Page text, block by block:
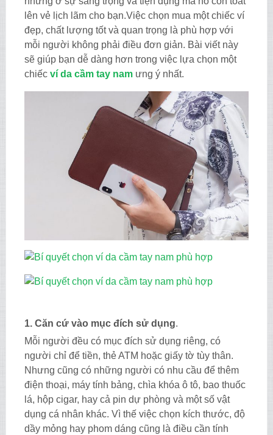
lên vẻ lịch lãm cho bạn.Việc chọn mua một chiếc ví
đẹp, chất lượng tốt và quan trọng là phù hợp với
mỗi người không phải điều đơn giản. Bài viết này
sẽ giúp bạn dễ dàng hơn trong việc lựa chọn một
chiếc ví da cầm tay namưng ý nhất.
1. Căn cứ vào mục đích sử dụng.
Mỗi người đều có mục đích sử dụng riêng, có
người chỉ để tiền, thẻ ATM hoặc giấy tờ tùy thân.
Nhưng cũng có những người có nhu cầu để thêm
điện thoại, máy tính bảng, chìa khóa ô tô, bao thuốc
lá, hộp cigar, hay cả pin dự phòng và một số vật
dụng cá nhân khác. Vì thế việc chọn kích thước, độ
dầy mỏng hay phom dáng cũng là điều cần tính